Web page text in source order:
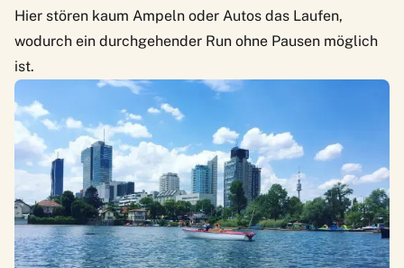
Hier stören kaum Ampeln oder Autos das Laufen,
wodurch ein durchgehender Run ohne Pausen möglich
ist.